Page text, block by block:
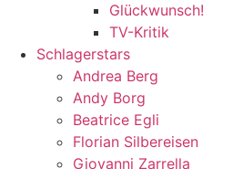
Glückwunsch!
TV-Kritik
Schlagerstars
Andrea Berg
Andy Borg
Beatrice Egli
Florian Silbereisen
Giovanni Zarrella